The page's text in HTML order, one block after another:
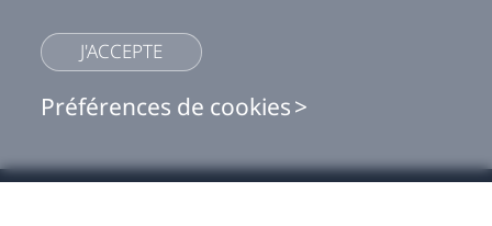
J'ACCEPTE
Préférences de cookies